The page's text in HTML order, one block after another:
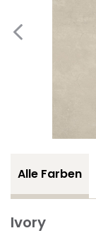
Alle Farben
Ivory